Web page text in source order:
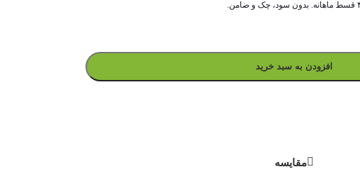
چک و ضامن.
افزودن به سبد خرید
مقایسه